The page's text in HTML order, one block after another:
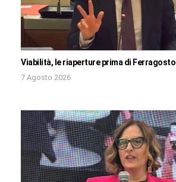
Viabilità, le riaperture prima di Ferragosto
7 Agosto 2026